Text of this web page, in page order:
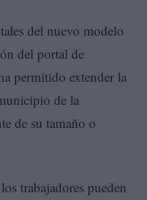
del nuevo modelo
del portal de
permitido extender la
de la
de su tamaño o
trabajadores pueden